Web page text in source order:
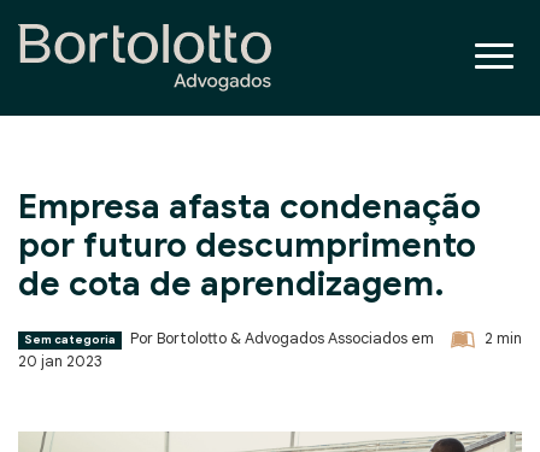
Empresa afasta condenação
por futuro descumprimento
de cota de aprendizagem.
Sem categoria
Por Bortolotto & Advogados Associados em
20 jan 2023
2 min